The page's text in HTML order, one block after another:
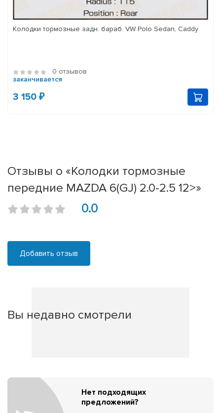
Колодки тормозные задн. бараб. VW Polo Sedan, Caddy
0 отзывов
заканчивается
3 150 ₽
Отзывы о «Колодки тормозные
передние MAZDA 6(GJ) 2.0-2.5 12>»
0.0
Добавить отзыв
Вы недавно смотрели
Нет подходящих
предложений?